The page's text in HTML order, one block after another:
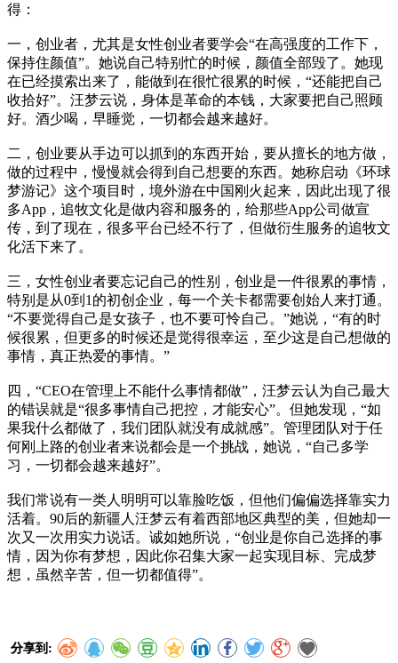
得：
一，创业者，尤其是女性创业者要学会“在高强度的工作下，
保持住颜值”。她说自己特别忙的时候，颜值全部毁了。她现
在已经摸索出来了，能做到在很忙很累的时候，“还能把自己
收拾好”。汪梦云说，身体是革命的本钱，大家要把自己照顾
好。酒少喝，早睡觉，一切都会越来越好。
二，创业要从手边可以抓到的东西开始，要从擅长的地方做，
做的过程中，慢慢就会得到自己想要的东西。她称启动《环球
梦游记》这个项目时，境外游在中国刚火起来，因此出现了很
多App，追牧文化是做内容和服务的，给那些App公司做宣
传，到了现在，很多平台已经不行了，但做衍生服务的追牧文
化活下来了。
三，女性创业者要忘记自己的性别，创业是一件很累的事情，
特别是从0到1的初创企业，每一个关卡都需要创始人来打通。
“不要觉得自己是女孩子，也不要可怜自己。”她说，“有的时
候很累，但更多的时候还是觉得很幸运，至少这是自己想做的
事情，真正热爱的事情。”
四，“CEO在管理上不能什么事情都做”，汪梦云认为自己最大
的错误就是“很多事情自己把控，才能安心”。但她发现，“如
果我什么都做了，我们团队就没有成就感”。管理团队对于任
何刚上路的创业者来说都会是一个挑战，她说，“自己多学
习，一切都会越来越好”。
我们常说有一类人明明可以靠脸吃饭，但他们偏偏选择靠实力
活着。90后的新疆人汪梦云有着西部地区典型的美，但她却一
次又一次用实力说话。诚如她所说，“创业是你自己选择的事
情，因为你有梦想，因此你召集大家一起实现目标、完成梦
想，虽然辛苦，但一切都值得”。
分享到: